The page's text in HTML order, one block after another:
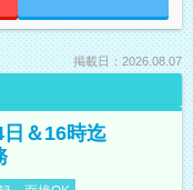
掲載日：2026.08.07
＆16時迄